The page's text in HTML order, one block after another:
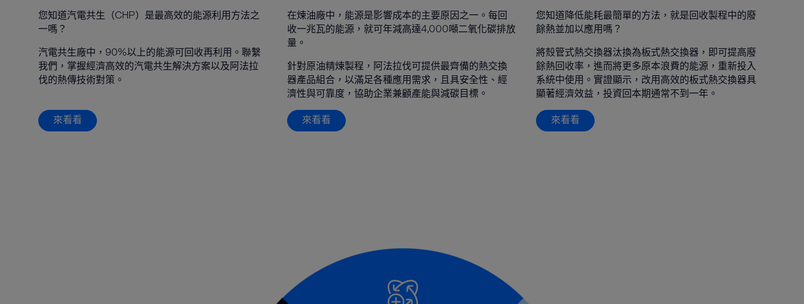
您知道汽電共生（CHP）是最高效的能源利用方法之
一嗎？
汽電共生廠中，90%以上的能源可回收再利用。聯繫
我們，掌握經濟高效的汽電共生解決方案以及阿法拉
伐的熱傳技術對策。
來看看
在煉油廠中，能源是影響成本的主要原因之一。每回
收一兆瓦的能源，就可年減高達4,000噸二氧化碳排放
量。
針對原油精煉製程，阿法拉伐可提供最齊備的熱交換
器產品組合，以滿足各種應用需求，且具安全性、經
濟性與可靠度，協助企業兼顧產能與減碳目標。
來看看
您知道降低能耗最簡單的方法，就是回收製程中的廢
餘熱並加以應用嗎？
將殼管式熱交換器汰換為板式熱交換器，即可提高廢
餘熱回收率，進而將更多原本浪費的能源，重新投入
系統中使用。實證顯示，改用高效的板式熱交換器具
顯著經濟效益，投資回本期通常不到一年。
來看看